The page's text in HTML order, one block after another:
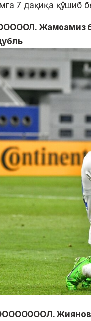
7 дақиқа қўшиб
Жамоамиз
Жиянов